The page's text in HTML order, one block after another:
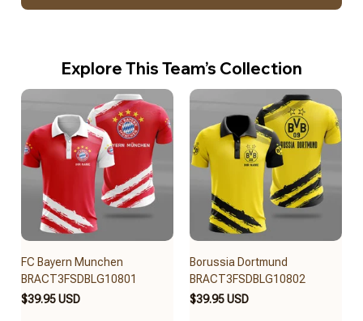
Explore This Team’s Collection
FC Bayern Munchen
BRACT3FSDBLG10801
$39.95 USD
Borussia Dortmund
BRACT3FSDBLG10802
$39.95 USD